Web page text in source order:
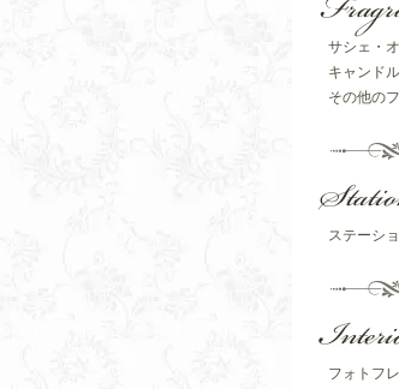
サシェ・
キャンドル
その他の
ステーシ
フォトフ